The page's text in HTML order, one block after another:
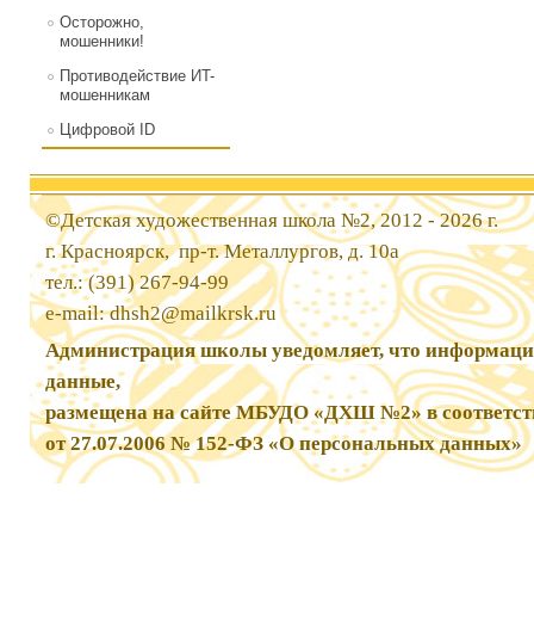
Осторожно,
мошенники!
Противодействие ИT-
мошенникам
Цифровой ID
©Детская художественная школа №2, 2012 - 2026 г.
г. Красноярск, пр-т. Металлургов, д. 10а
тел.: (391) 267-94-99
e-mail:dhsh2@mailkrsk.ru
Администрация школы уведомляет, что
данные,
размещена на сайте МБУДО «ДХШ №2» в
от 27.07.2006 № 152-ФЗ «О персональных данных»